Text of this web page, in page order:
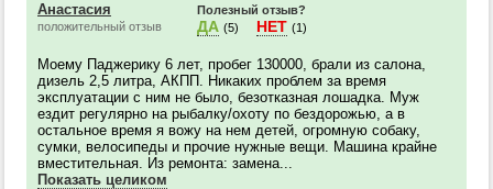
Анастасия
положительный отзыв
Полезный отзыв?
ДА (5) НЕТ (1)
Моему Паджерику 6 лет, пробег 130000, брали из салона,
дизель 2,5 литра, АКПП. Никаких проблем за время
эксплуатации с ним не было, безотказная лошадка. Муж
ездит регулярно на рыбалку/охоту по бездорожью, а в
остальное время я вожу на нем детей, огромную собаку,
сумки, велосипеды и прочие нужные вещи. Машина крайне
вместительная. Из ремонта: замена...
Показать целиком